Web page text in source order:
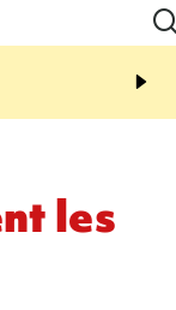
Un
observé
les